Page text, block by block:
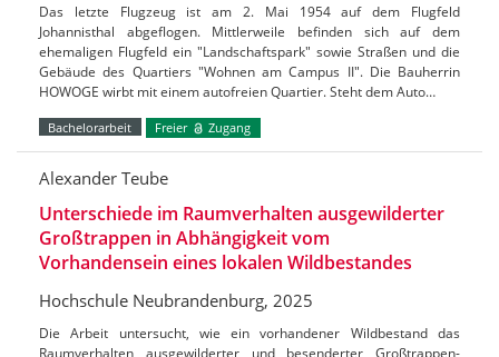
Das letzte Flugzeug ist am 2. Mai 1954 auf dem Flugfeld
Johannisthal abgeflogen. Mittlerweile befinden sich auf dem
ehemaligen Flugfeld ein "Landschaftspark" sowie Straßen und die
Gebäude des Quartiers "Wohnen am Campus II". Die Bauherrin
HOWOGE wirbt mit einem autofreien Quartier. Steht dem Auto…
Bachelorarbeit Freier Zugang
Alexander Teube
Unterschiede im Raumverhalten ausgewilderter
Großtrappen in Abhängigkeit vom
Vorhandensein eines lokalen Wildbestandes
Hochschule Neubrandenburg, 2025
Die Arbeit untersucht, wie ein vorhandener Wildbestand das
Raumverhalten ausgewilderter und besenderter Großtrappen-